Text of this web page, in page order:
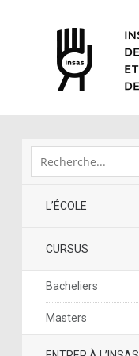
L’ÉCOLE
CURSUS
Bacheliers
Masters